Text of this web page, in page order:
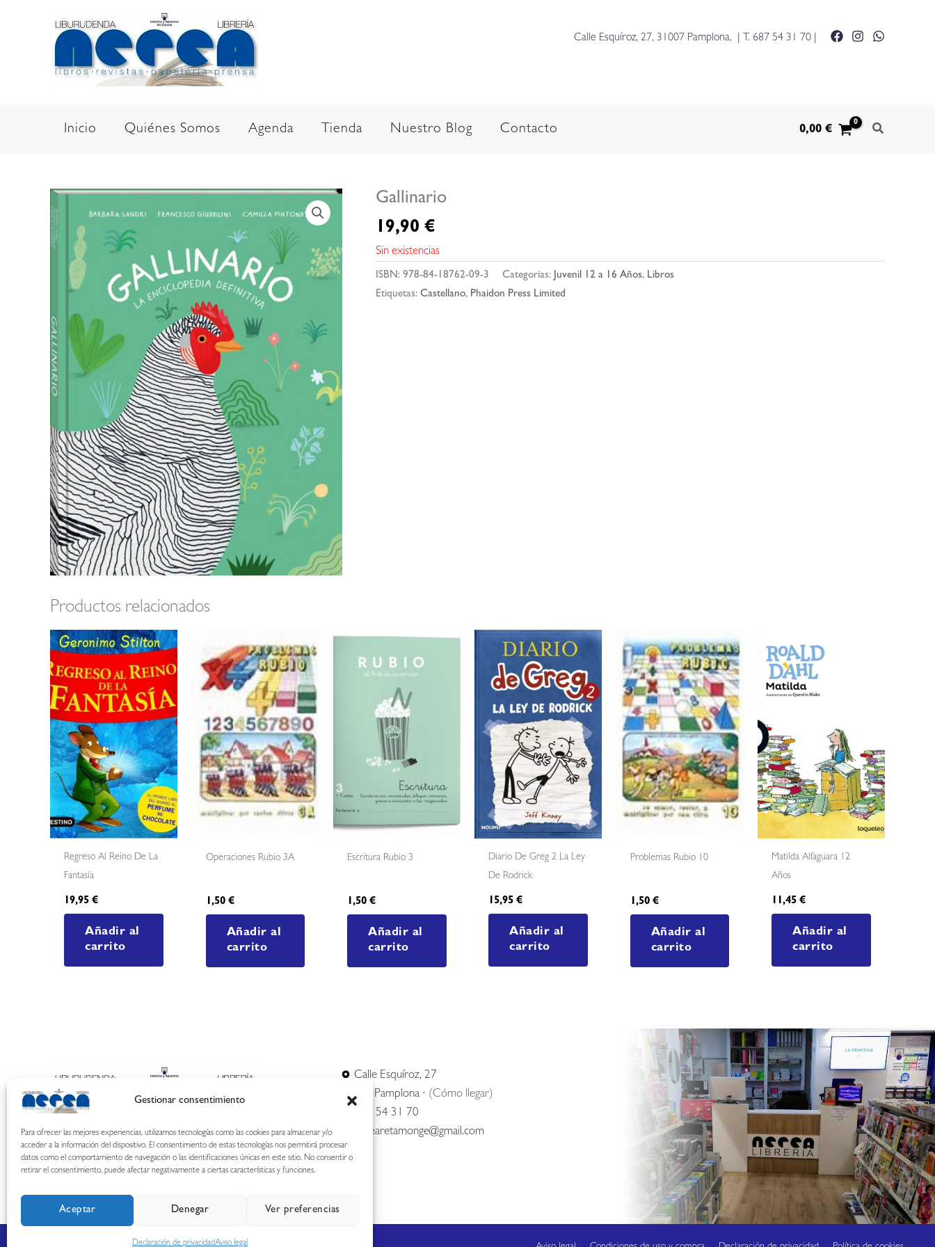
Gestionar consentimiento
Para ofrecer las mejores experiencias, utilizamos tecnologías como las cookies para almacenar y/o
acceder a la información del dispositivo. El consentimiento de estas tecnologías nos permitirá procesar
datos como el comportamiento de navegación o las identificaciones únicas en este sitio. No consentir o
retirar el consentimiento, puede afectar negativamente a ciertas características y funciones.
Aceptar Denegar Ver preferencias
Declaración de privacidadAviso legal
Calle Esquíroz, 27, 31007 Pamplona, | T. 687 54 31 70
Inicio Quiénes Somos Agenda Tienda Nuestro Blog Contacto 0,00€
Gallinario
19,90 €
Sin existencias
ISBN: 978-84-18762-09-3 Categorías: Juvenil 12 a 16 Años, Libros
Etiquetas: Castellano, Phaidon Press Limited
Productos relacionados
Regreso Al Reino De La
Fantasía
19,95€
Añadir al
carrito
Operaciones Rubio 3A
1,50 €
Añadir al
carrito
Escritura Rubio 3
1,50€
Añadir al
carrito
Diario De Greg 2 La Ley
De Rodrick
15,95€
Añadir al
carrito
Problemas Rubio 10
1,50 €
Añadir al
carrito
Matilda Alfaguara 12
Años
11,45€
Añadir al
carrito
Calle Esquíroz, 27
31007 Pamplona · (Cómo llegar)
687 54 31 70
nerearetamonge@gmail.com